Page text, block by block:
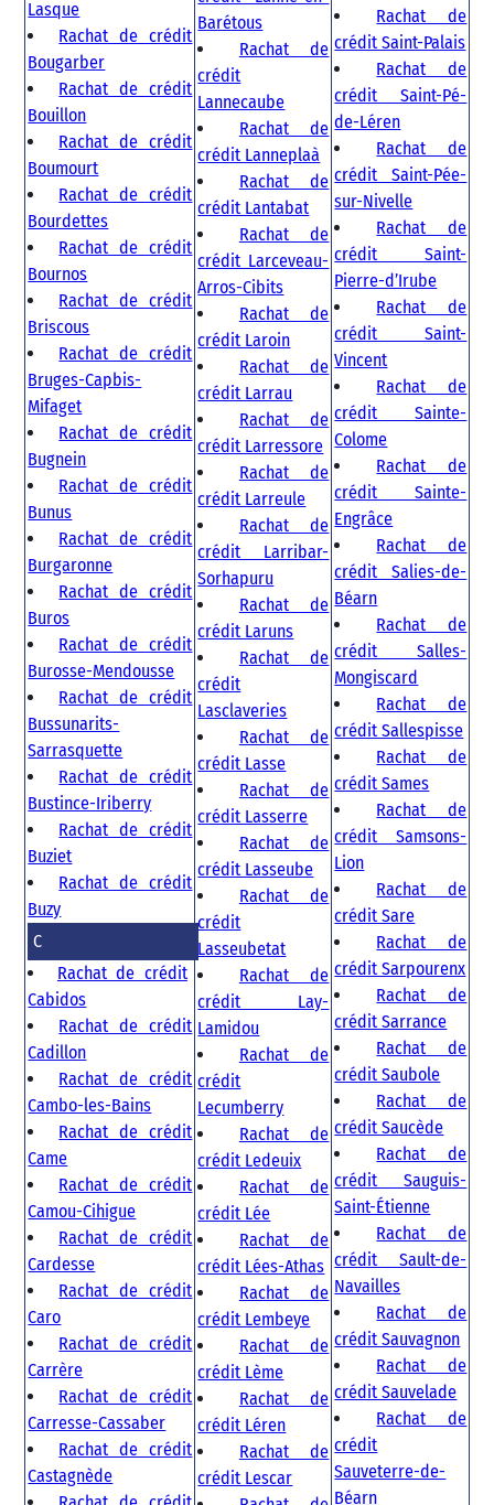
Lasque
Rachat de crédit
Bougarber
Rachat de crédit
Bouillon
Rachat de crédit
Boumourt
Rachat de crédit
Bourdettes
Rachat de crédit
Bournos
Rachat de crédit
Briscous
Rachat de crédit
Bruges-Capbis-
Mifaget
Rachat de crédit
Bugnein
Rachat de crédit
Bunus
Rachat de crédit
Burgaronne
Rachat de crédit
Buros
Rachat de crédit
Burosse-Mendousse
Rachat de crédit
Bussunarits-
Sarrasquette
Rachat de crédit
Bustince-Iriberry
Rachat de crédit
Buziet
Rachat de crédit
Buzy
C
Rachat de crédit
Cabidos
Rachat de crédit
Cadillon
Rachat de crédit
Cambo-les-Bains
Rachat de crédit
Came
Rachat de crédit
Camou-Cihigue
Rachat de crédit
Cardesse
Rachat de crédit
Caro
Rachat de crédit
Carrère
Rachat de crédit
Carresse-Cassaber
Rachat de crédit
Castagnède
Barétous
Rachat de
crédit
Lannecaube
Rachat de
crédit Lanneplaà
Rachat de
crédit Lantabat
Rachat de
crédit Larceveau-
Arros-Cibits
Rachat de
crédit Laroin
Rachat de
crédit Larrau
Rachat de
crédit Larressore
Rachat de
crédit Larreule
Rachat de
crédit Larribar-
Sorhapuru
Rachat de
crédit Laruns
Rachat de
crédit
Lasclaveries
Rachat de
crédit Lasse
Rachat de
crédit Lasserre
Rachat de
crédit Lasseube
Rachat de
crédit
Lasseubetat
Rachat de
crédit Lay-
Lamidou
Rachat de
crédit
Lecumberry
Rachat de
crédit Ledeuix
Rachat de
crédit Lée
Rachat de
crédit Lées-Athas
Rachat de
crédit Lembeye
Rachat de
crédit Lème
Rachat de
crédit Léren
Rachat de
crédit Lescar
Rachat de
crédit Saint-Palais
Rachat de
crédit Saint-Pé-
de-Léren
Rachat de
crédit Saint-Pée-
sur-Nivelle
Rachat de
crédit Saint-
Pierre-d’Irube
Rachat de
crédit Saint-
Vincent
Rachat de
crédit Sainte-
Colome
Rachat de
crédit Sainte-
Engrâce
Rachat de
crédit Salies-de-
Béarn
Rachat de
crédit Salles-
Mongiscard
Rachat de
crédit Sallespisse
Rachat de
crédit Sames
Rachat de
crédit Samsons-
Lion
Rachat de
crédit Sare
Rachat de
crédit Sarpourenx
Rachat de
crédit Sarrance
Rachat de
crédit Saubole
Rachat de
crédit Saucède
Rachat de
crédit Sauguis-
Saint-Étienne
Rachat de
crédit Sault-de-
Navailles
Rachat de
crédit Sauvagnon
Rachat de
crédit Sauvelade
Rachat de
crédit
Sauveterre-de-
Béarn